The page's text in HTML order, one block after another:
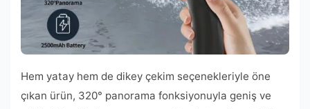
Hem yatay hem de dikey çekim seçenekleriyle öne
çıkan ürün, 320° panorama fonksiyonuyla geniş ve